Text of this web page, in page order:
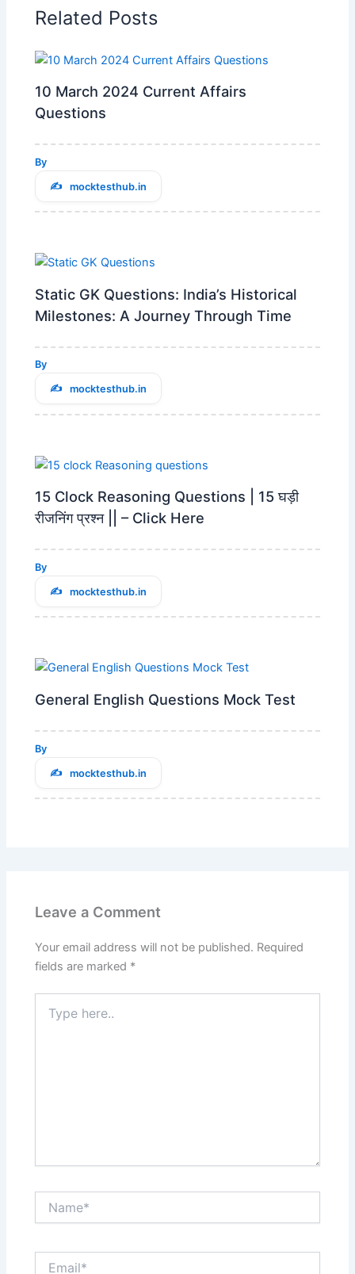
Related Posts
10 March 2024 Current Affairs
Questions
By
mocktesthub.in
Static GK Questions: India’s Historical
Milestones: A Journey Through Time
By
mocktesthub.in
15 Clock Reasoning Questions | 15 घड़ी
रीजनिंग प्रश्न || – Click Here
By
mocktesthub.in
General English Questions Mock Test
By
mocktesthub.in
Leave a Comment
Your email address will not be published. Required
fields are marked *
here..